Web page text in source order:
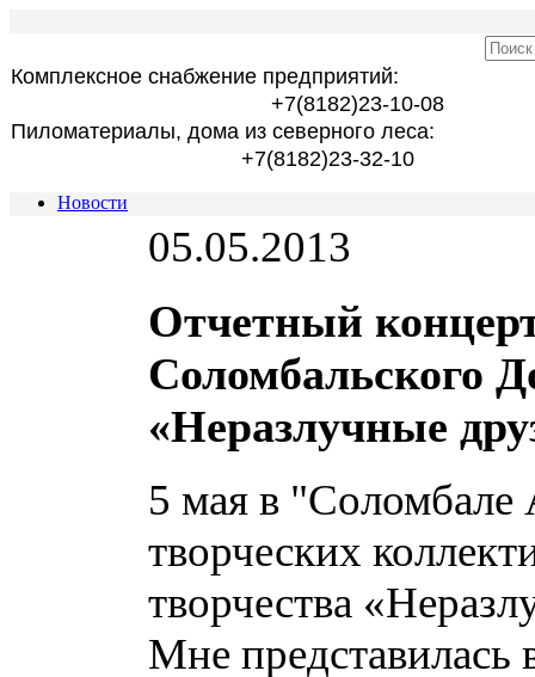
Комплексное снабжение предприятий:
+7(8182)23-10-08
Пиломатериалы, дома из северного леса:
+7(8182)23-32-10
Новости
05.05.2013
Отчетный
Соломбальского
«Неразлучные
5 мая в
творческих
творчества
Мне представилась